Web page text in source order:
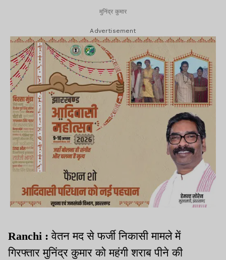
मुनिंद्र कुमार
Advertisement
Ranchi :वेतन मद से फर्जी निकासी मामले में
गिरफ्तार मुनिंद्र कुमार को महंगी शराब पीने की